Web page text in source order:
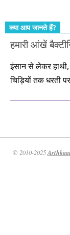
क्या आप जानते हैं?
हमारी आंखें
इंसान से लेकर
चिड़ियों तक धरती पर
© 2010-2025